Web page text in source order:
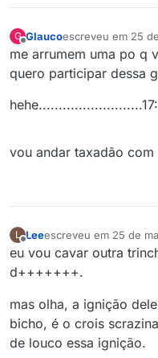
G Glaucoescreveu em 25
última edição por
me arrumem uma po q
quero participar dessa
vou andar taxadão
L Leeescreveu em 25 de
última edição por
eu vou cavar outra
d+++++++.
mas olha, a ignição
bicho, é o crois
de louco essa ignição.